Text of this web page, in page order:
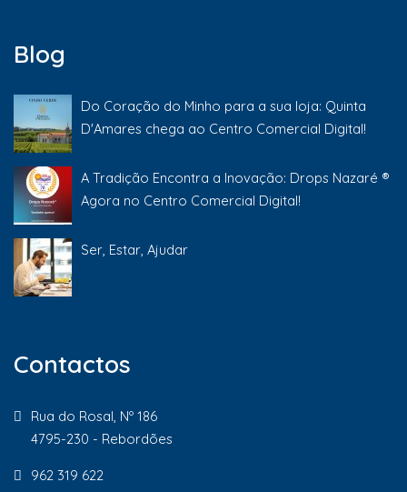
Blog
Do Coração do Minho para a sua loja: Quinta
D'Amares chega ao Centro Comercial Digital!
A Tradição Encontra a Inovação: Drops Nazaré ®
Agora no Centro Comercial Digital!
Ser, Estar, Ajudar
Contactos
Rua do Rosal, Nº 186
4795-230 - Rebordões
962 319 622